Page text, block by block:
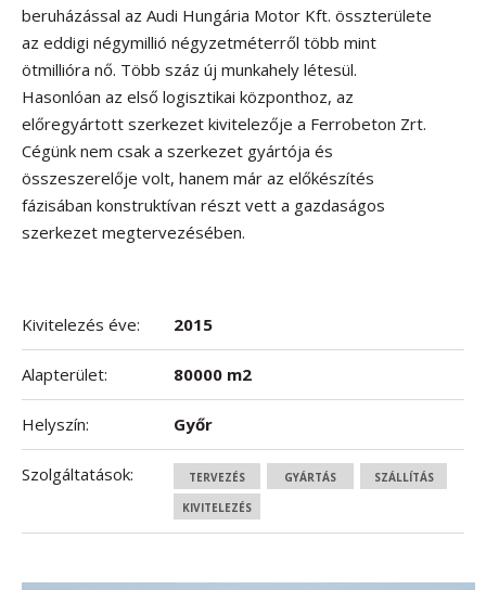
beruházással az Audi Hungária Motor Kft. összterülete
az eddigi négymillió négyzetméterről több mint
ötmillióra nő. Több száz új munkahely létesül.
Hasonlóan az első logisztikai központhoz, az
előregyártott szerkezet kivitelezője a Ferrobeton Zrt.
Cégünk nem csak a szerkezet gyártója és
összeszerelője volt, hanem már az előkészítés
fázisában konstruktívan részt vett a gazdaságos
szerkezet megtervezésében.
Kivitelezés éve: 2015
Alapterület: 80000 m2
Helyszín: Győr
Szolgáltatások: TERVEZÉS GYÁRTÁS
SZÁLLÍTÁS
KIVITELEZÉS